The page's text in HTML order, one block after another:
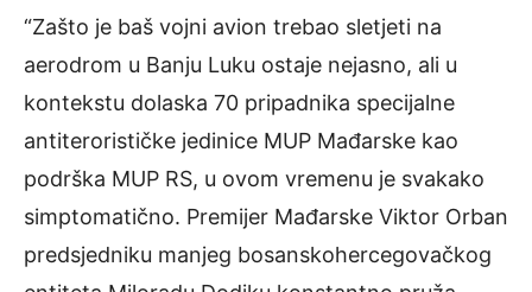
“Zašto je baš vojni avion trebao sletjeti na
aerodrom u Banju Luku ostaje nejasno, ali u
kontekstu dolaska 70 pripadnika specijalne
antiterorističke jedinice MUP Mađarske kao
podrška MUP RS, u ovom vremenu je svakako
simptomatično. Premijer Mađarske Viktor Orban
predsjedniku manjeg bosanskohercegovačkog